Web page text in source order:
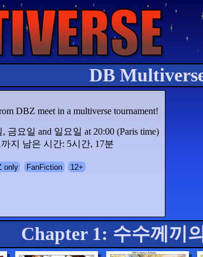
DB
DBZ meet in a multiverse tournament!
금요일 and 일요일 at 20:00 (Paris time)
지 남은 시간: 5시간, 17분
only FanFiction 12+
Chapter 1: 수수께끼